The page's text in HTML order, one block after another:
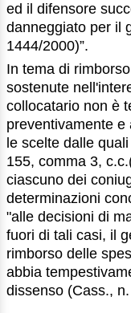
ed il difensore
danneggiato per il
1444/2000)”.
In tema di
sostenute
collocatario non è
preventivamente
le scelte dalle
155, comma 3,
ciascuno dei
determinazioni
"alle decisioni di
fuori di tali casi, il
rimborso delle
abbia
dissenso (Cass.,